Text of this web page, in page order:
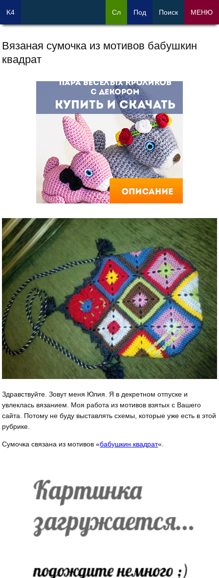
Вязаная сумочка из мотивов бабушкин
квадрат
Здравствуйте. Зовут меня Юлия. Я в декретном отпуске и
увлеклась вязанием. Моя работа из мотивов взятых с Вашего
сайта. Потому не буду выставлять схемы, которые уже есть в этой
рубрике.
Сумочка связана из мотивов «бабушкин квадрат«.
K4 Сл Под Поиск МЕНЮ